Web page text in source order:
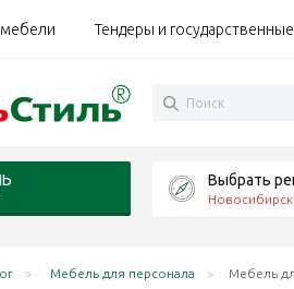
Тендеры и
Выбрать
Новосибирск
Мебель для персонала Мебель